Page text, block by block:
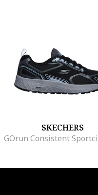
SKECHERS